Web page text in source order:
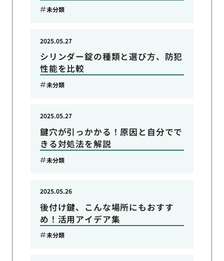
未分類
シリンダー錠の種類と選び方、防犯
性能を比較
2025.05.27
未分類
鍵穴が引っかかる！原因と自分でで
きる対処法を解説
2025.05.27
未分類
後付け鍵、こんな場所にもおすす
め！活用アイデア集
2025.05.26
未分類